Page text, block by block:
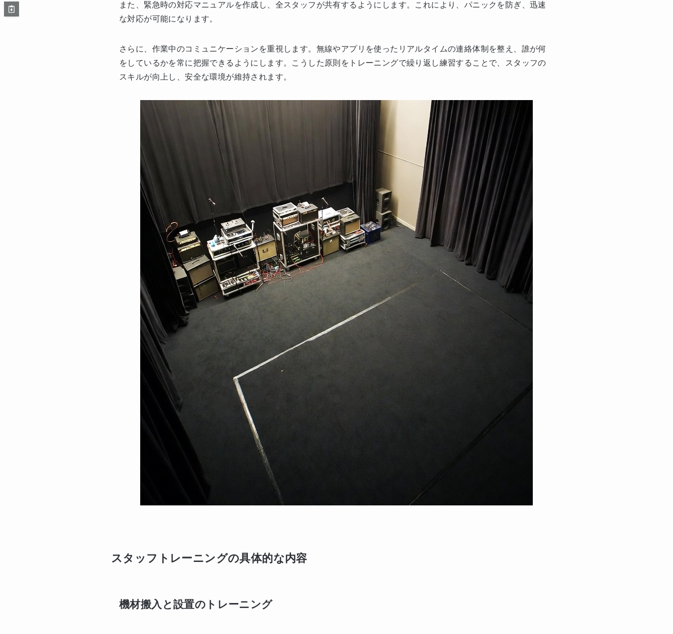
また、緊急時の対応マニュアルを作成し、全スタッフが共有するようにします。これにより、パニックを防ぎ、迅速
な対応が可能になります。
さらに、作業中のコミュニケーションを重視します。無線やアプリを使ったリアルタイムの連絡体制を整え、誰が何
をしているかを常に把握できるようにします。こうした原則をトレーニングで繰り返し練習することで、スタッフの
スキルが向上し、安全な環境が維持されます。
スタッフトレーニングの具体的な内容
機材搬入と設置のトレーニング